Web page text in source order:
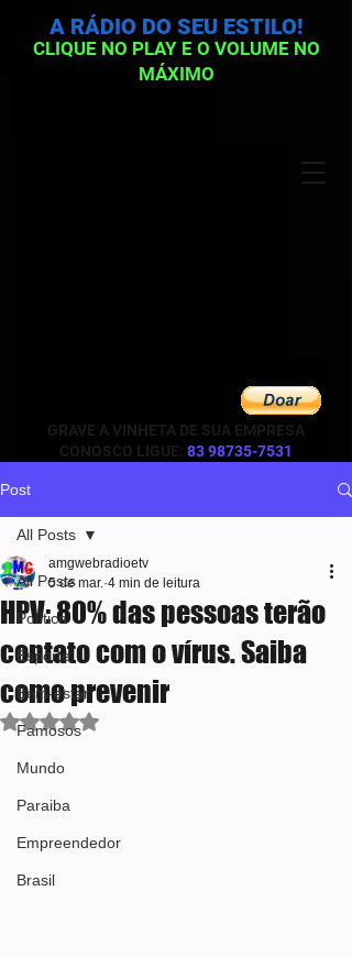
GRAVE A VINHETA DE SUA EMPRESA
CONOSCO LIGUE: 83 98735-7531
CLIQUE NO PLAY E O VOLUME NO
MÁXIMO
A RÁDIO DO SEU ESTILO!
Post
All Posts
Política
Esporte
Bem-estar
Famosos
Mundo
Paraiba
Empreendedor
Brasil
All Posts
HPV: 80% das pessoas terão
contato com o vírus. Saiba
como prevenir
amgwebradioetv
5 de mar. 4 min de leitura
Avaliado com NaN de 5 estrelas.